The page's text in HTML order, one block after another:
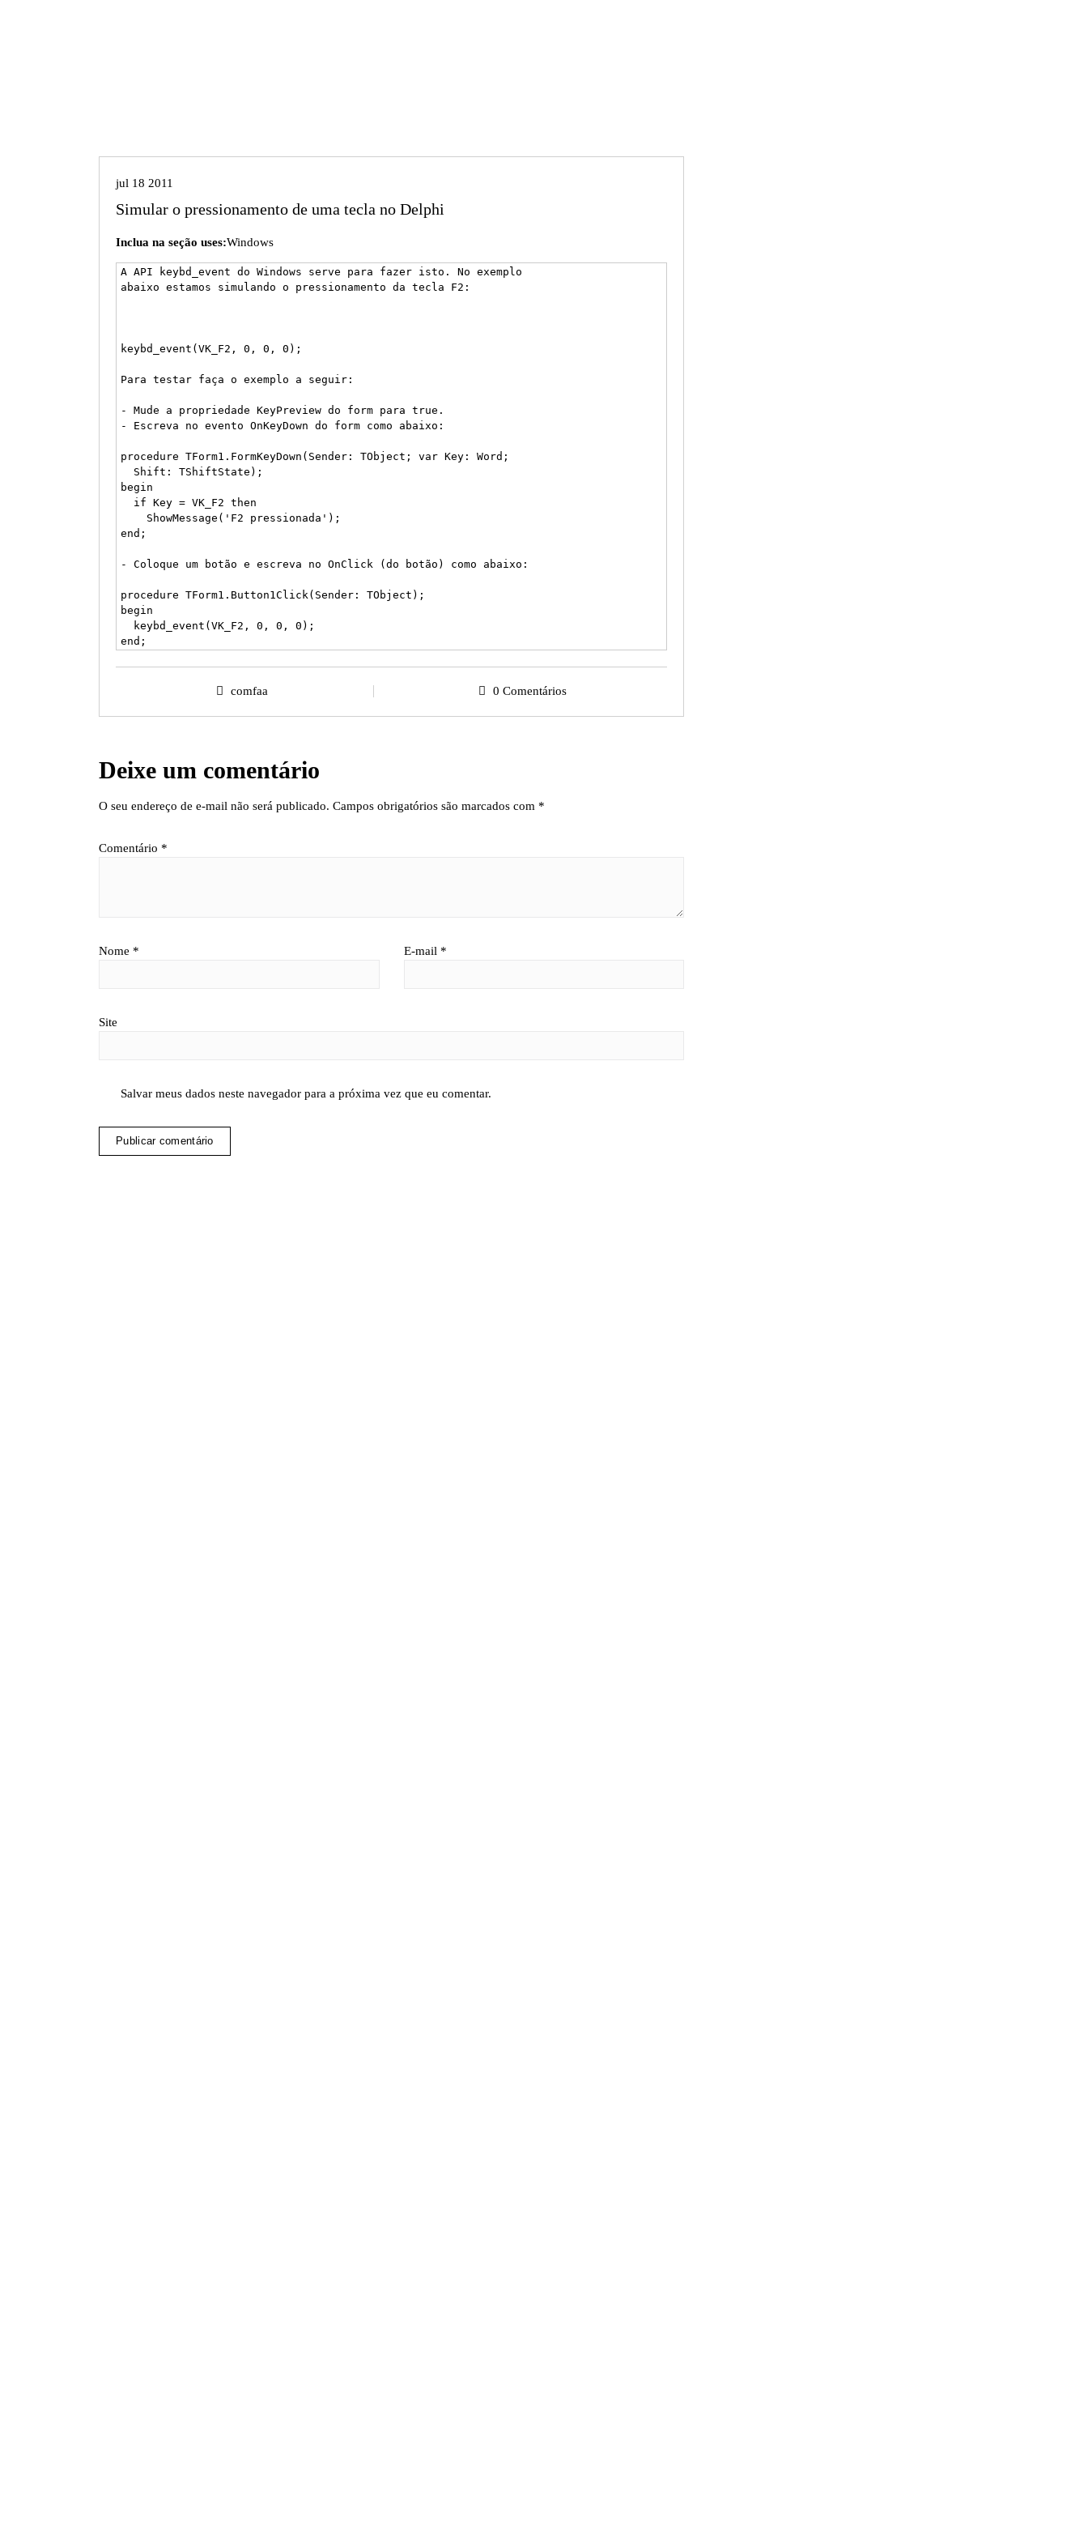
jul 18 2011
Simular o pressionamento de uma tecla no Delphi
Inclua na seção uses:Windows
A API keybd_event do Windows serve para fazer isto. No exemplo
abaixo estamos simulando o pressionamento da tecla F2:
keybd_event(VK_F2, 0, 0, 0);
Para testar faça o exemplo a seguir:
- Mude a propriedade KeyPreview do form para true.
- Escreva no evento OnKeyDown do form como abaixo:
procedure TForm1.FormKeyDown(Sender: TObject; var Key: Word;
  Shift: TShiftState);
begin
  if Key = VK_F2 then
    ShowMessage('F2 pressionada');
end;
- Coloque um botão e escreva no OnClick (do botão) como abaixo:
procedure TForm1.Button1Click(Sender: TObject);
begin
  keybd_event(VK_F2, 0, 0, 0);
end;
comfaa 0 Comentários
Deixe um comentário
O seu endereço de e-mail não será publicado. Campos obrigatórios são marcados com *
Comentário *
Nome * E-mail *
Site
Salvar meus dados neste navegador para a próxima vez que eu comentar.